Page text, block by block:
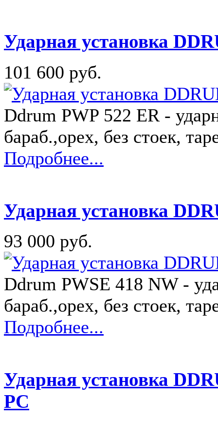
Ударная установка
101 600 руб.
Ddrum PWP 522 ER -
бараб.,орех, без стоек,
Подробнее...
Ударная установка
93 000 руб.
Ddrum PWSE 418 NW -
бараб.,орех, без стоек,
Подробнее...
Ударная установка
PC